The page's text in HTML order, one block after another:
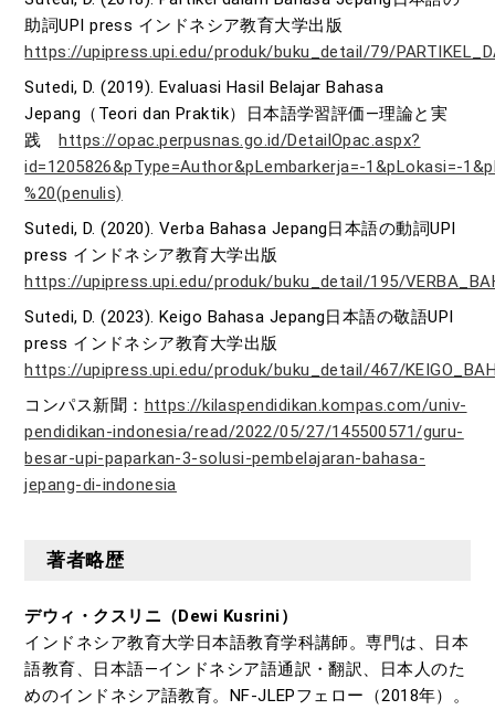
助詞UPI press インドネシア教育大学出版
https://upipress.upi.edu/produk/buku_detail/79/
Sutedi, D. (2019). Evaluasi Hasil Belajar Bahasa
Jepang（Teori dan Praktik）日本語学習評価―理論と実
践https://opac.perpusnas.go.id/DetailOpac.aspx?
id=1205826&pType=Author&pLembarkerja=-1&pLokasi=-
%20(penulis)
Sutedi, D. (2020). Verba Bahasa Jepang日本語の動詞UPI
press インドネシア教育大学出版
https://upipress.upi.edu/produk/buku_detail/195/
Sutedi, D. (2023). Keigo Bahasa Jepang日本語の敬語UPI
press インドネシア教育大学出版
https://upipress.upi.edu/produk/buku_detail/467/
コンパス新聞： https://kilaspendidikan.kompas.com/univ-
pendidikan-indonesia/read/2022/05/27/145500571/guru-
besar-upi-paparkan-3-solusi-pembelajaran-bahasa-
jepang-di-indonesia
著者略歴
デウィ・クスリニ（Dewi Kusrini）
インドネシア教育大学日本語教育学科講師。専門は、日本
語教育、日本語―インドネシア語通訳・翻訳、日本人のた
めのインドネシア語教育。NF-JLEPフェロー（2018年）。